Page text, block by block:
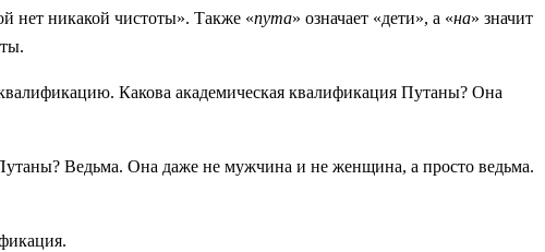
нет никакой чистоты». Также «пута» означает «дети», а «на» значит
Какова академическая квалификация Путаны? Она
Ведьма. Она даже не мужчина и не женщина, а просто ведьма.